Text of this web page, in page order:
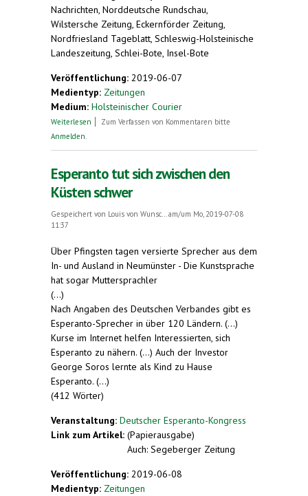
Nachrichten, Norddeutsche Rundschau,
Wilstersche Zeitung, Eckernförder Zeitung,
Nordfriesland Tageblatt, Schleswig-Holsteinische
Landeszeitung, Schlei-Bote, Insel-Bote
Veröffentlichung: 2019-06-07
Medientyp: Zeitungen
Medium: Holsteinischer Courier
Weiterlesen über Eine Liebe für Esperanto
Zum Verfassen von Kommentaren bitte
Anmelden.
Esperanto tut sich zwischen den
Küsten schwer
Gespeichert von Louis von Wunsc...am/um Mo, 2019-07-08
11:37
Über Pfingsten tagen versierte Sprecher aus dem
In- und Ausland in Neumünster - Die Kunstsprache
hat sogar Muttersprachler
(...)
Nach Angaben des Deutschen Verbandes gibt es
Esperanto-Sprecher in über 120 Ländern. (...)
Kurse im Internet helfen Interessierten, sich
Esperanto zu nähern. (...) Auch der Investor
George Soros lernte als Kind zu Hause
Esperanto. (...)
(412 Wörter)
Veranstaltung: Deutscher Esperanto-Kongress
Link zum Artikel: (Papierausgabe)
Auch: Segeberger Zeitung
Veröffentlichung: 2019-06-08
Medientyp: Zeitungen